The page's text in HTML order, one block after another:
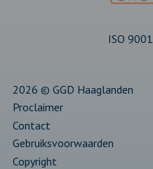
ISO 9001
2026 © GGD Haaglanden
Proclaimer
Contact
Gebruiksvoorwaarden
Copyright